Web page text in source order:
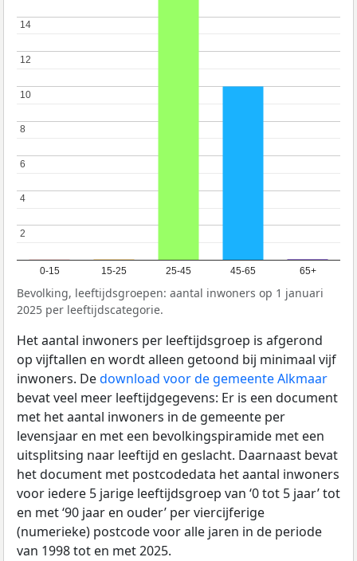
0-15 15-25 25-45 45-65 65+
2
2
4
4
6
6
8
8
10
10
12
12
14
14
Bevolking, leeftijdsgroepen: aantal inwoners op 1 januari
2025 per leeftijdscategorie.
Het aantal inwoners per leeftijdsgroep is afgerond
op vijftallen en wordt alleen getoond bij minimaal vijf
inwoners. Dedownload voor de gemeente Alkmaar
bevat veel meer leeftijdgegevens: Er is een document
met het aantal inwoners in de gemeente per
levensjaar en met een bevolkingspiramide met een
uitsplitsing naar leeftijd en geslacht. Daarnaast bevat
het document met postcodedata het aantal inwoners
voor iedere 5 jarige leeftijdsgroep van ‘0 tot 5 jaar’ tot
en met ‘90 jaar en ouder’ per viercijferige
(numerieke) postcode voor alle jaren in de periode
van 1998 tot en met 2025.